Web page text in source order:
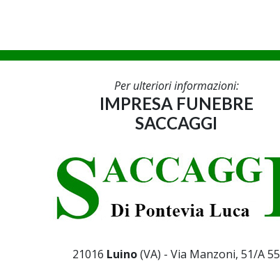
Per ulteriori informazioni:
IMPRESA FUNEBRE
SACCAGGI
21016 Luino(VA) - Via Manzoni, 51/A 55